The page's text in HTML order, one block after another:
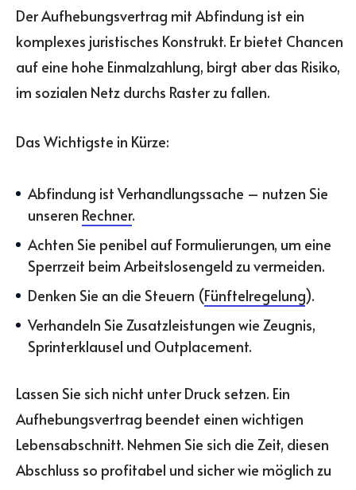
Der Aufhebungsvertrag mit Abfindung ist ein
komplexes juristisches Konstrukt. Er bietet Chancen
auf eine hohe Einmalzahlung, birgt aber das Risiko,
im sozialen Netz durchs Raster zu fallen.
Das Wichtigste in Kürze:
Abfindung ist Verhandlungssache – nutzen Sie
unseren Rechner.
Achten Sie penibel auf Formulierungen, um eine
Sperrzeit beim Arbeitslosengeld zu vermeiden.
Denken Sie an die Steuern (Fünftelregelung).
Verhandeln Sie Zusatzleistungen wie Zeugnis,
Sprinterklausel und Outplacement.
Lassen Sie sich nicht unter Druck setzen. Ein
Aufhebungsvertrag beendet einen wichtigen
Lebensabschnitt. Nehmen Sie sich die Zeit, diesen
Abschluss so profitabel und sicher wie möglich zu